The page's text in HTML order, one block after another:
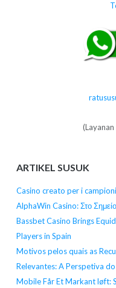
ARTIKEL SUSUK
Casino creato per i
AlphaWin Casino: Στο
Bassbet Casino Brings
Players in Spain
Motivos pelos quais as
Relevantes: A Perspetiva
Mobile Får Et Markant løft: